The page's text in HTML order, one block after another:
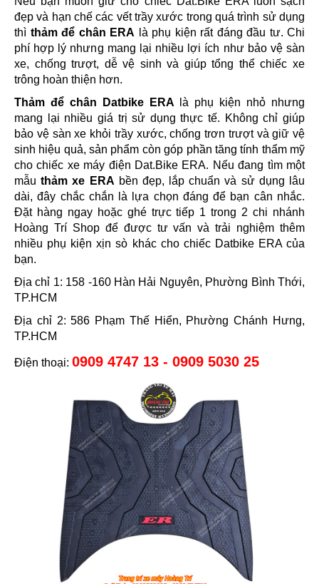
đẹp và hạn chế các vết trầy xước trong quá trình sử dụng
thì thảm để chân ERA là phụ kiện rất đáng đầu tư. Chi
phí hợp lý nhưng mang lại nhiều lợi ích như bảo vệ sàn
xe, chống trượt, dễ vệ sinh và giúp tổng thể chiếc xe
trông hoàn thiện hơn.
Thảm để chân Datbike ERA là phụ kiện nhỏ nhưng
mang lại nhiều giá trị sử dụng thực tế. Không chỉ giúp
bảo vệ sàn xe khỏi trầy xước, chống trơn trượt và giữ vệ
sinh hiệu quả, sản phẩm còn góp phần tăng tính thẩm mỹ
cho chiếc xe máy điện Dat.Bike ERA. Nếu đang tìm một
mẫuthảm xe ERA bền đẹp, lắp chuẩn và sử dụng lâu
dài, đây chắc chắn là lựa chọn đáng để bạn cân nhắc.
Đặt hàng ngay hoặc ghé trực tiếp 1 trong 2 chi nhánh
Hoàng Trí Shop để được tư vấn và trải nghiệm thêm
nhiều phụ kiện xịn sò khác cho chiếc Datbike ERA của
bạn.
Địa chỉ 1: 158 -160 Hàn Hải Nguyên, Phường Bình Thới,
TP.HCM
Địa chỉ 2: 586 Phạm Thế Hiển, Phường Chánh Hưng,
TP.HCM
Điện thoại: 0909 4747 13 - 0909 5030 25